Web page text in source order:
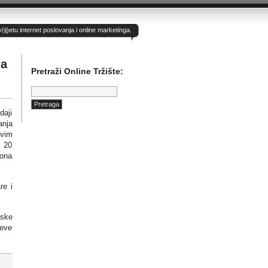
internet poslovanja i online marketinga.
20
i
Pretraži Online Tržište:
Pretraga: